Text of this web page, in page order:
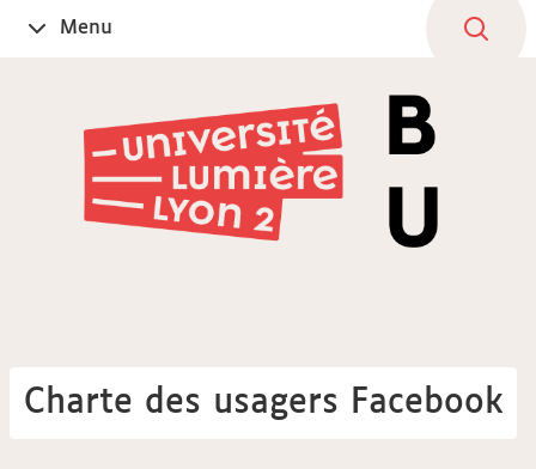
OuvrirMenu
Charte des usagers Facebook